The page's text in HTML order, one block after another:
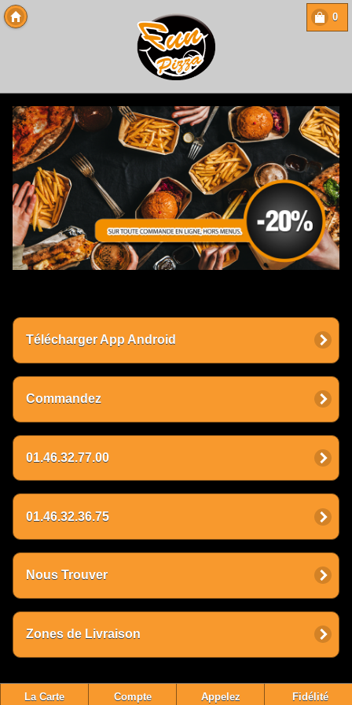
0
Télécharger App Android
Commandez
01.46.32.77.00
01.46.32.36.75
Nous Trouver
Zones de Livraison
La Carte Compte Appelez Fidélité
Copyright 2013 Des-Click Com